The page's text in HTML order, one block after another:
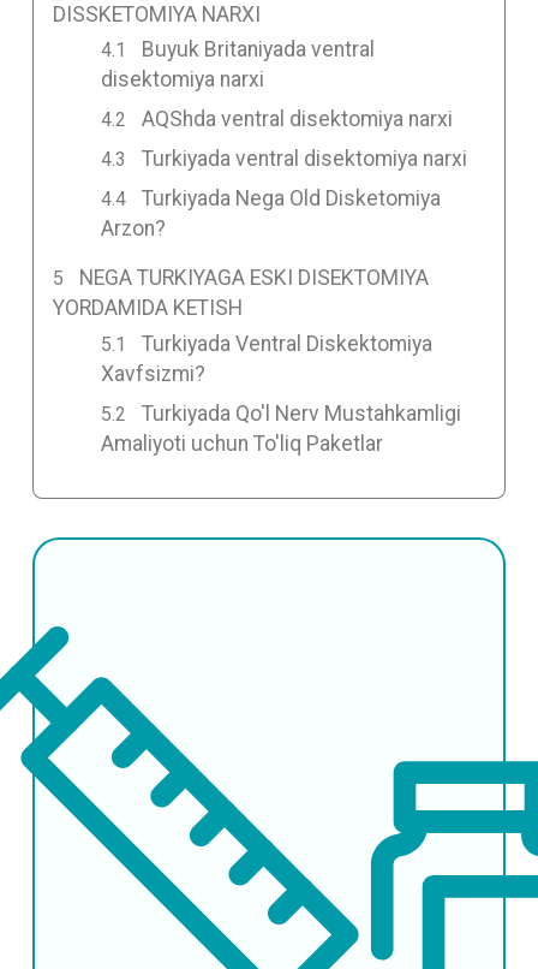
DISSKETOMIYA NARXI
Buyuk Britaniyada ventral
disektomiya narxi
AQShda ventral disektomiya narxi
Turkiyada ventral disektomiya narxi
Turkiyada Nega Old Disketomiya
Arzon?
NEGA TURKIYAGA ESKI DISEKTOMIYA
YORDAMIDA KETISH
Turkiyada Ventral Diskektomiya
Xavfsizmi?
Turkiyada Qo'l Nerv Mustahkamligi
Amaliyoti uchun To'liq Paketlar